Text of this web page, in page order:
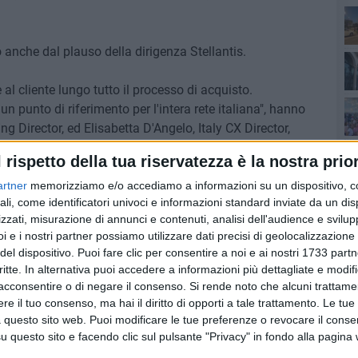
rispetto della tua riservatezza è la nostra
memorizziamo e/o accediamo a informazioni su un dispositivo,
come identificatori univoci e informazioni standard inviate da un
misurazione di annunci e contenuti, analisi dell'audience e
e i nostri partner possiamo utilizzare dati precisi di
dispositivo. Puoi fare clic per consentire a noi e ai nostri 1733
In alternativa puoi accedere a informazioni più dettagliate e
o di negare il consenso. Si rende noto che alcuni
il tuo consenso, ma hai il diritto di opporti a tale trattamento. Le
sito web. Puoi modificare le tue preferenze o revocare il
questo sito e facendo clic sul pulsante "Privacy" in fondo alla pagina
dal plauso della dirigenza Stellantis.
cliente lungo tutto il processo di acquisto.
punto di riferimento per l'intera rete italiana", hanno
Director, ed Elisabetta D'Angelo, Italy CX Director,
nel prestigioso Club of Excellence.
per tutta l'organizzazione e una leva concreta per
chi entra nei saloni Maldarizzi Automotive: offrire
in ogni fase del percorso d'acquisto e assistenza.
una
9 AGOSTO 2026
35° Anniversario arrivo della
Vlora: Bari fa rete